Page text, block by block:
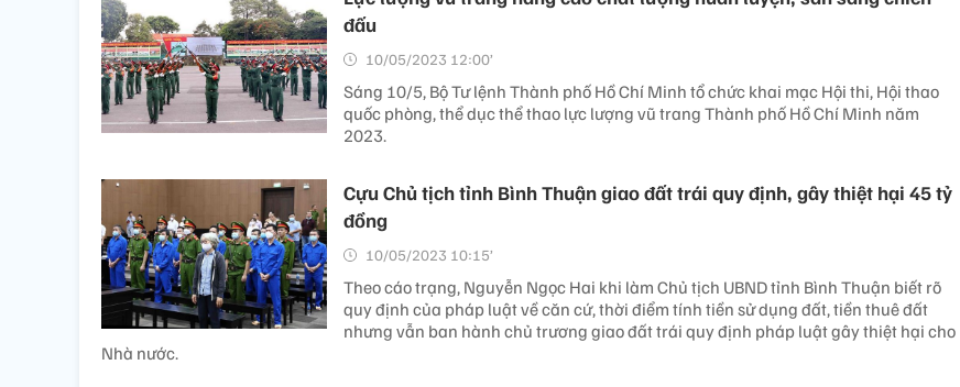
đấu
10/05/2023 12:00’
Sáng 10/5, Bộ Tư lệnh Thành phố Hồ Chí Minh tổ chức khai mạc Hội thi, Hội thao
quốc phòng, thể dục thể thao lực lượng vũ trang Thành phố Hồ Chí Minh năm
2023.
Cựu Chủ tịch tỉnh Bình Thuận giao đất trái quy định, gây thiệt hại 45 tỷ
đồng
10/05/2023 10:15’
Theo cáo trạng, Nguyễn Ngọc Hai khi làm Chủ tịch UBND tỉnh Bình Thuận biết rõ
quy định của pháp luật về căn cứ, thời điểm tính tiền sử dụng đất, tiền thuê đất
nhưng vẫn ban hành chủ trương giao đất trái quy định pháp luật gây thiệt hại cho
Nhà nước.